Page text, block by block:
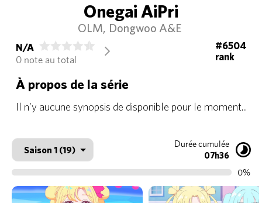
Onegai AiPri
OLM Dongwoo A&E
N/A
0 note au total
arrow_forward_ios
#6504
rank
À propos de la série
Il n'y aucune synopsis de disponible pour le moment...
Durée cumulée
07h36
0%